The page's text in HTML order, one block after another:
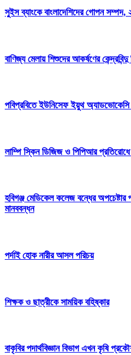
সুইস ব্যাংকে বাংলাদেশিদের গোপন
বাণিজ্য মেলায় শিশুদের আকর্ষণের কেন্দ্রবিন্দু
পবিপ্রবিতে ইউনিসেফ ইয়ুথ অ্যাডভোকেসি
লাম্পি স্কিন ডিজিজ ও পিপিআর প্রতিরোধে
হবিগঞ্জ মেডিকেল কলেজ বন্ধের অপচেষ্টার
মানববন্ধন
পর্দাই হোক নারীর আসল পরিচয়
শিক্ষক ও ছাত্রীকে সাময়িক বহিষ্কার
বাকৃবির পদার্থবিজ্ঞান বিভাগ এখন কৃষি